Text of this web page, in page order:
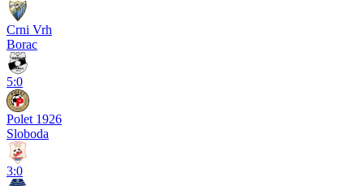
Crni Vrh
Borac
5:0
Polet 1926
Sloboda
3:0